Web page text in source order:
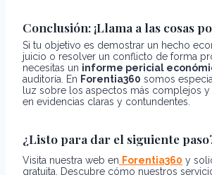
Conclusión: ¡Llama a las cosas
Si tu objetivo es demostrar un hecho
juicio o resolver un conflicto de forma
necesitas un informe pericial
auditoría. En Forentia360 somos
luz sobre los aspectos más complejos
en evidencias claras y contundentes.
¿Listo para dar el siguiente
Visita nuestra web en Forentia360 y
gratuita. Descubre cómo nuestros